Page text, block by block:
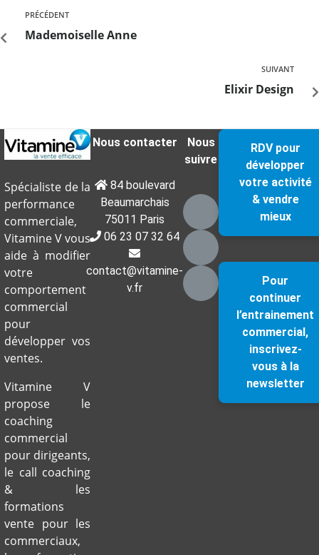
PRÉCÉDENT
Mademoiselle Anne
SUIVANT
Elixir Design
Spécialiste de la
performance
commerciale,
Vitamine V vous
aide à modifier
votre
comportement
commercial
pour
développer vos
ventes.
Vitamine V
propose le
coaching
commercial
pour dirigeants,
le call coaching
& les
formations
vente pour les
commerciaux,
Nous contacter
84 boulevard
Beaumarchais
75011 Paris
06 23 07 32 64
contact@vitamine-
v.fr
Nous
suivre
RDV pour
développer
votre activité
& vendre
mieux
Pour
continuer
l’entrainement
commercial,
inscrivez-
vous à la
newsletter